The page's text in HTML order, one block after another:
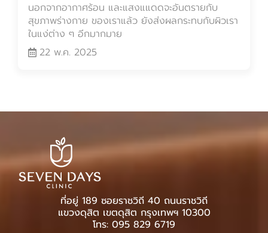
นอกจากอากาศร้อน และแสงแแดดจะอันตรายกับ
สุขภาพร่างกาย ของเราแล้ว ยังส่งผลกระทบกับผิวเรา
ในแง่ต่าง ๆ อีกมากมาย
22 พ.ค. 2025
ที่อยู่ 189 ซอยราชวิถี 40 ถนนราชวิถี
แขวงดุสิต เขตดุสิต กรุงเทพฯ 10300
โทร: 095 829 6719